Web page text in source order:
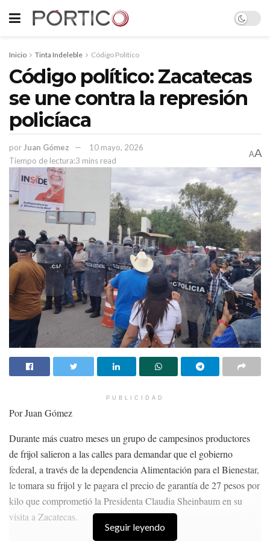
Inicio Tinta Indeleble Código Político
Código político: Zacatecas
se une contra la represión
policíaca
por Juan Gómez
10 mayo, 2026
Tiempo de lectura:3 mins read
AA
PUBLICIDAD
Por Juan Gómez
Durante más cuatro meses un grupo de campesinos productores
de frijol salieron a las calles para demandar que el gobierno
federal, a través de la dependencia Alimentación para el Bienestar,
le tomara su frijol y le pagara el precio de garantía de 27 pesos por
kilo que comprometió la Presidenta Claudia Sheinbaum en su
visita a Zacatecas.
Seguir leyendo